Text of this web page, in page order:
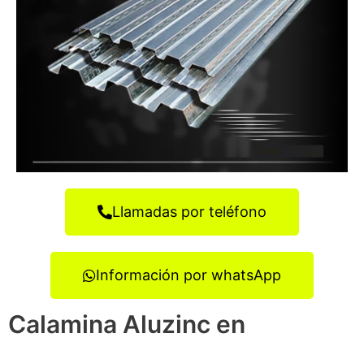
Llamadas por teléfono
Información por whatsApp
Calamina Aluzinc en